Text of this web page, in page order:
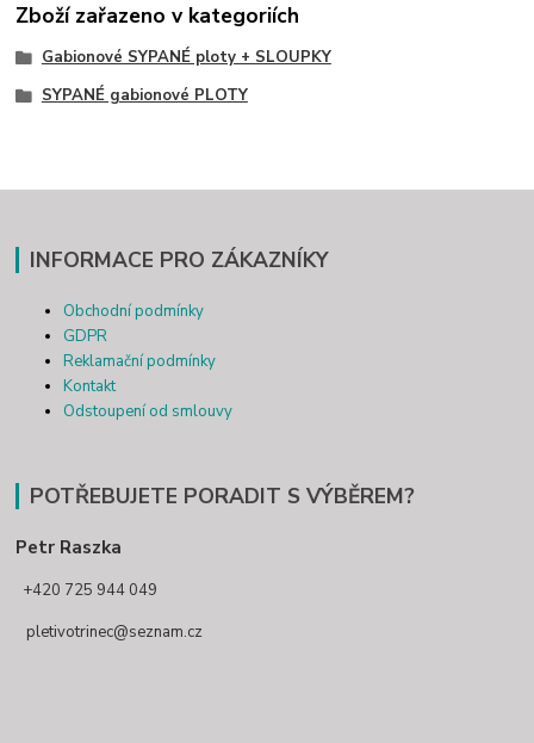
Zboží zařazeno v kategoriích
Gabionové SYPANÉ ploty + SLOUPKY
SYPANÉ gabionové PLOTY
INFORMACE PRO ZÁKAZNÍKY
Obchodní podmínky
GDPR
Reklamační podmínky
Kontakt
Odstoupení od smlouvy
POTŘEBUJETE PORADIT S VÝBĚREM?
Petr Raszka
+420 725 944 049
pletivotrinec@seznam.cz